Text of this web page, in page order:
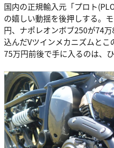
国内の正規輸入元「プロト
の嬉しい動揺を後押しする。
円、ナポレオンボブ250が74
込んだVツインメカニズムと
75万円前後で手に入るのは、